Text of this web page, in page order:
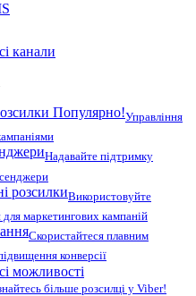
канали
Популярно!Управління
Надавайте підтримку
розсилкиВикористовуйте
для маркетингових кампаній
Скористайтеся плавним
конверсії
можливості
більше розсилці у Viber!